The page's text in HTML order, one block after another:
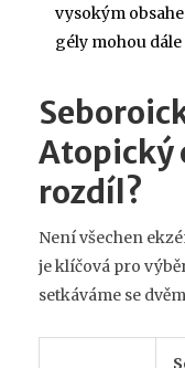
vysokým
gély mohou
Atopický
rozdíl?
Není všechen
je klíčová pro
setkáváme se